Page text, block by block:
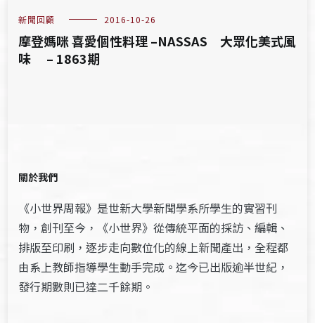
新聞回顧 2016-10-26
摩登媽咪 喜愛個性料理 –NASSAS 大眾化美式風
味 – 1863期
關於我們
《小世界周報》是世新大學新聞學系所學生的實習刊
物，創刊至今，《小世界》從傳統平面的採訪、編輯、
排版至印刷，逐步走向數位化的線上新聞產出，全程都
由系上教師指導學生動手完成。迄今已出版逾半世紀，
發行期數則已達二千餘期。